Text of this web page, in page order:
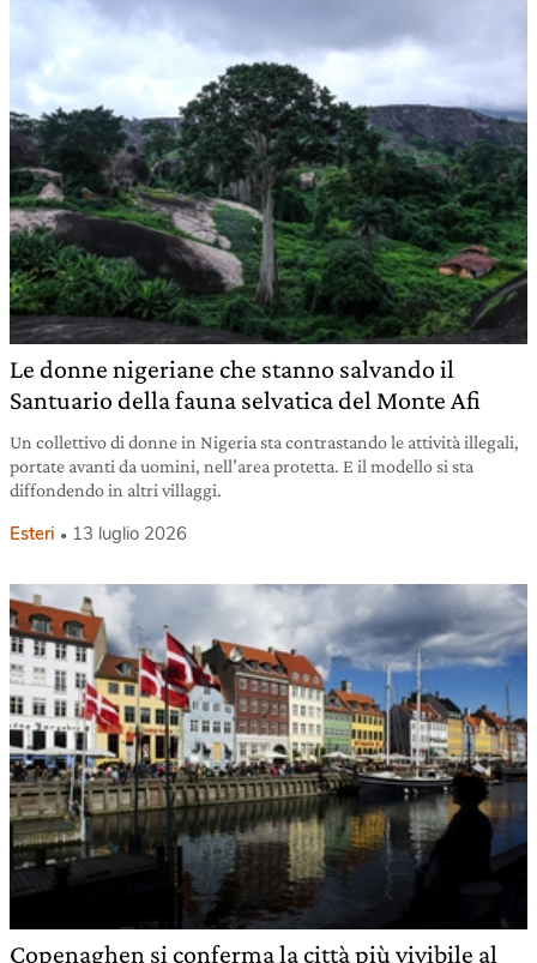
Le donne nigeriane che stanno salvando il
Santuario della fauna selvatica del Monte Afi
Un collettivo di donne in Nigeria sta contrastando le attività illegali,
portate avanti da uomini, nell’area protetta. E il modello si sta
diffondendo in altri villaggi.
Esteri 13 luglio 2026
Copenaghen si conferma la città più vivibile al